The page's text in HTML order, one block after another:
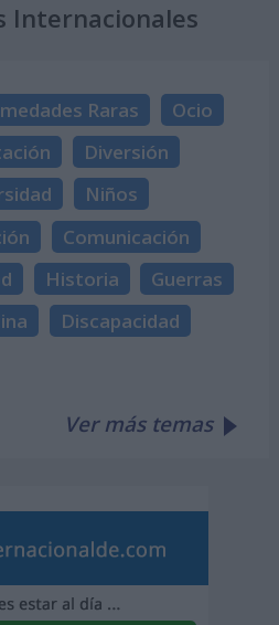
Internacionales
Raras
Ocio
Diversión
Niños
Comunicación
Historia
Guerras
Discapacidad
Ver más temas